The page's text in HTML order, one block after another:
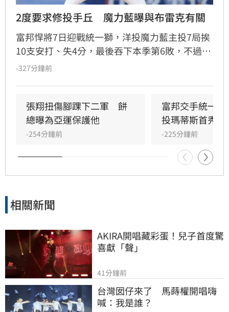
2度要求修投手丘　魔力藍曝與布雷克有關
富邦悍將7日迎戰統一獅，洋投魔力藍主投7局挨
10支安打、失4分，最後吞下本季第6敗，不過比
賽中出現一罕見插曲，他2度要求場務人員幫忙
-327分鐘前
張翔扭傷腳踝下二軍　餅
總曝為亞運保護他
-254分鐘前
富邦交手統一
投瑪蒂斯首秀泡
-225分鐘前
相關新聞
AKIRA開唱藏彩蛋！兒子首度驚
喜獻「聲」
41分鐘前
台灣囡仔來了　馬蒔權開唱嗨
喊：我是誰？